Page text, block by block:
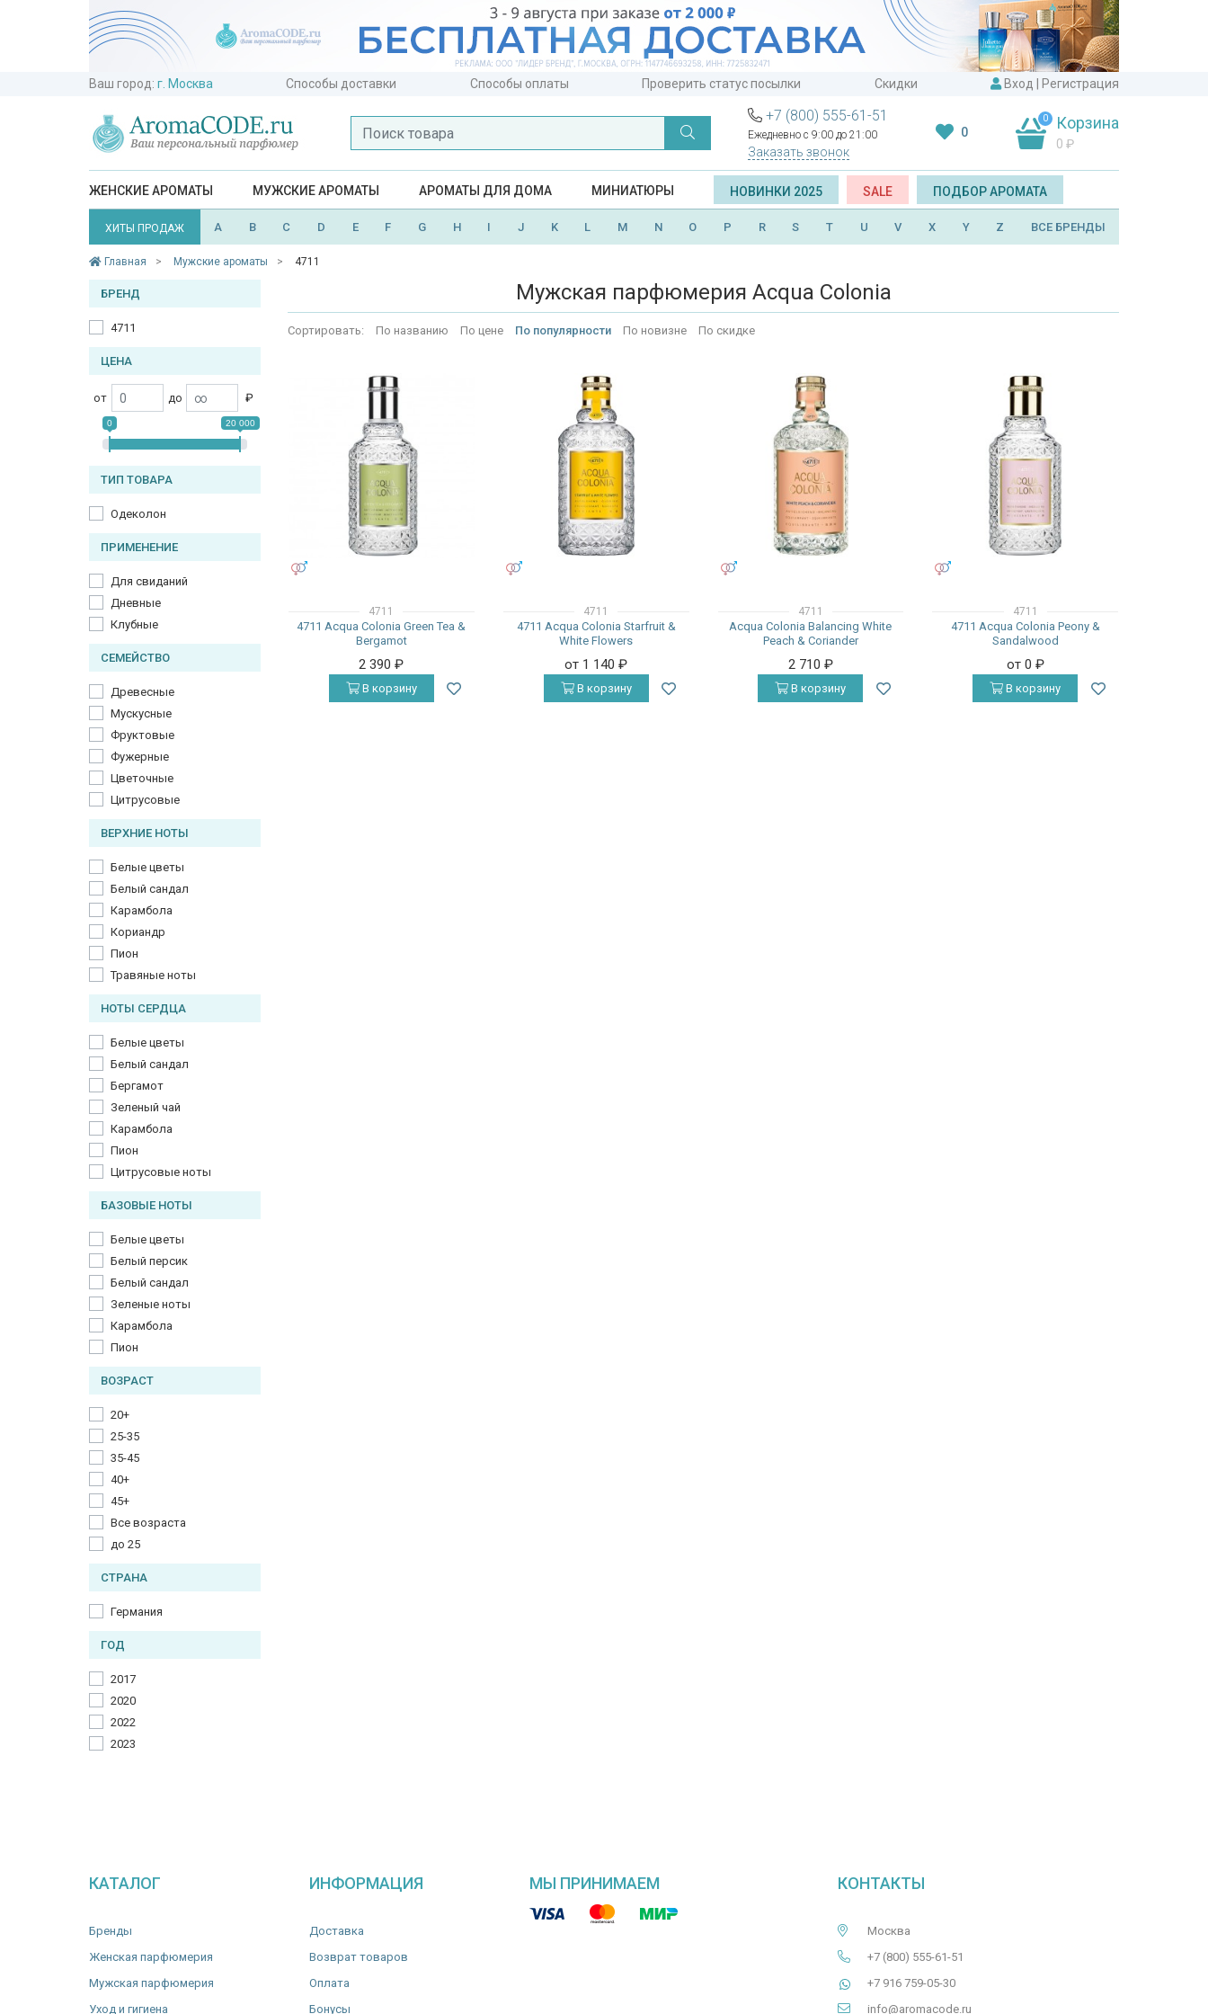
Ваш город: г. Москва Способы доставки Способы оплаты Проверить статус посылки Скидки Вход Регистрация
+7 (800) 555-61-51
Ежедневно с 9:00 до 21:00
Заказать звонок
0
0 Корзина
0 ₽
ЖЕНСКИЕ АРОМАТЫ МУЖСКИЕ АРОМАТЫ АРОМАТЫ ДЛЯ ДОМА МИНИАТЮРЫ НОВИНКИ 2025 SALE ПОДБОР АРОМАТА
ХИТЫ ПРОДАЖ A B C D E F G H I J K L M N O P R S T U V X Y Z ВСЕ БРЕНДЫ
Главная Мужские ароматы 4711
БРЕНД
4711
ЦЕНА
от до ₽
0 20 000
ТИП ТОВАРА
Одеколон
ПРИМЕНЕНИЕ
Для свиданий
Дневные
Клубные
СЕМЕЙСТВО
Древесные
Мускусные
Фруктовые
Фужерные
Цветочные
Цитрусовые
ВЕРХНИЕ НОТЫ
Белые цветы
Белый сандал
Карамбола
Кориандр
Пион
Травяные ноты
НОТЫ СЕРДЦА
Белые цветы
Белый сандал
Бергамот
Зеленый чай
Карамбола
Пион
Цитрусовые ноты
БАЗОВЫЕ НОТЫ
Белые цветы
Белый персик
Белый сандал
Зеленые ноты
Карамбола
Пион
ВОЗРАСТ
20+
25-35
35-45
40+
45+
Все возраста
до 25
СТРАНА
Германия
ГОД
2017
2020
2022
2023
Мужская парфюмерия Acqua Colonia
Сортировать: По названию По цене По популярности По новизне По скидке
4711
4711 Acqua Colonia Green Tea &
Bergamot
2 390₽
В корзину
4711
4711 Acqua Colonia Starfruit &
White Flowers
от 1 140₽
В корзину
4711
Acqua Colonia Balancing White
Peach & Coriander
2 710 ₽
В корзину
4711
4711 Acqua Colonia Peony &
Sandalwood
от 0 ₽
В корзину
КАТАЛОГ
Бренды
Женская парфюмерия
Мужская парфюмерия
Уход и гигиена
ИНФОРМАЦИЯ
Доставка
Возврат товаров
Оплата
Бонусы
МЫ ПРИНИМАЕМ КОНТАКТЫ
Москва
+7 (800) 555-61-51
+7 916 759-05-30
info@aromacode.ru